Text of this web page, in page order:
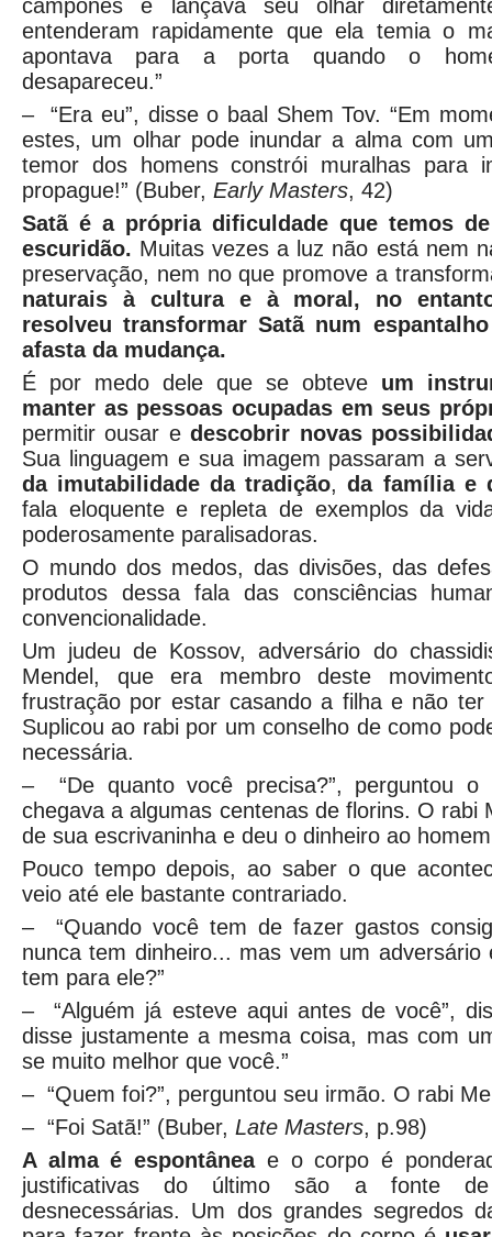
camponês e lançava seu olhar
entenderam rapidamente que ela temia o
apontava para a porta quando o
desapareceu.”
– “Era eu”, disse o baal Shem Tov. “Em
estes, um olhar pode inundar a alma com
temor dos homens constrói muralhas para
propague!” (Buber, Early Masters, 42)
Satã é a própria dificuldade que temos
escuridão. Muitas vezes a luz não está nem
preservação, nem no que promove a
naturais à cultura e à moral, no
resolveu transformar Satã num
afasta da mudança.
É por medo dele que se obteve um
manter as pessoas ocupadas em seus
permitir ousar edescobrir novas
Sua linguagem e sua imagem passaram a
da imutabilidade da tradição,da família e
fala eloquente e repleta de exemplos da
poderosamente paralisadoras.
O mundo dos medos, das divisões, das
produtos dessa fala das consciências
convencionalidade.
Um judeu de Kossov, adversário do
Mendel, que era membro deste
frustração por estar casando a filha e não
Suplicou ao rabi por um conselho de como
necessária.
– “De quanto você precisa?”, perguntou
chegava a algumas centenas de florins. O rabi
de sua escrivaninha e deu o dinheiro ao
Pouco tempo depois, ao saber o que
veio até ele bastante contrariado.
– “Quando você tem de fazer gastos
nunca tem dinheiro... mas vem um
tem para ele?”
– “Alguém já esteve aqui antes de você”,
disse justamente a mesma coisa, mas com
se muito melhor que você.”
– “Quem foi?”, perguntou seu irmão. O rabi
– “Foi Satã!” (Buber, Late Masters, p.98)
A alma é espontâneae o corpo é
justificativas do último são a fonte de
desnecessárias. Um dos grandes segredos